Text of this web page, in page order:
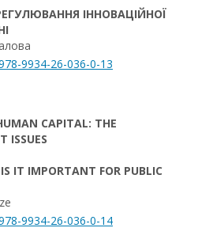
ІННОВАЦІЙНОЇ
9934-26-036-0-13
CAPITAL: THE
ISSUES
IT IMPORTANT FOR PUBLIC
9934-26-036-0-14